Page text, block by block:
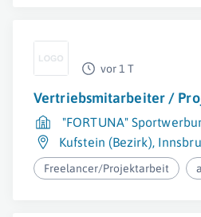
vor 1 T
Vertriebsmitarbeiter /
"FORTUNA"
Kufstein (Bezirk),
Freelancer/Projektarbeit